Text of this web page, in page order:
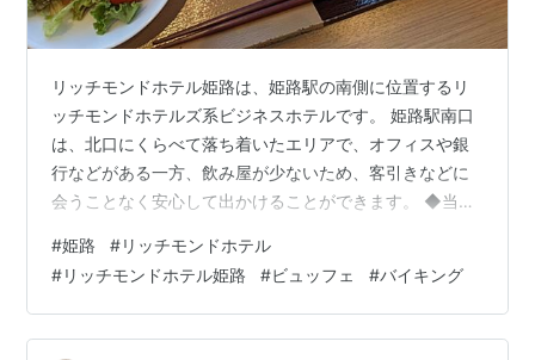
リッチモンドホテル姫路は、姫路駅の南側に位置するリ
ッチモンドホテルズ系ビジネスホテルです。 姫路駅南口
は、北口にくらべて落ち着いたエリアで、オフィスや銀
行などがある一方、飲み屋が少ないため、客引きなどに
会うことなく安心して出かけることができます。 ◆当記
ブルルーム）・リッチモンドホテル姫路の朝食ビュッフ
ェ・リッチモンドホテル姫路のアメニティバーと内容・
リッチモンドホテル姫路のロビーやラウンジの様子・リ
ッチモンドホテル姫路のアクセス 特に、次のような疑問
#姫路 #リッチモンドホテル
#リッチモンドホテル姫路 #ビュッフェ #バイキング